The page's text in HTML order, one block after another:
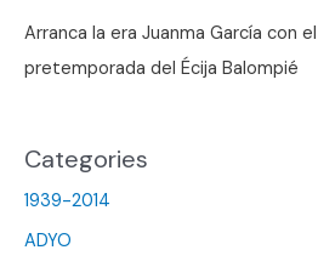
Arranca la era Juanma García con
pretemporada del Écija Balompié
Categories
1939-2014
ADYO